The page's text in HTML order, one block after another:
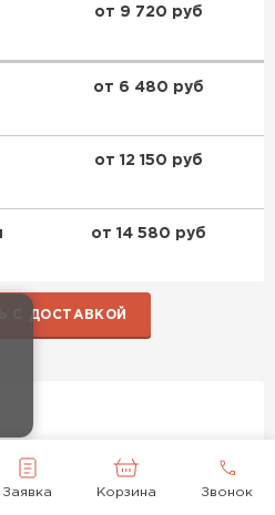
Заявка Корзина Звонок
от 9 720 руб
от 6 480 руб
от 12 150 руб
от 14 580 руб
С ДОСТАВКОЙ
или вернём деньги